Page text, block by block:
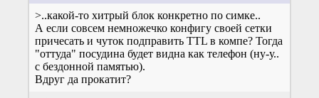
>..какой-то хитрый блок конкретно по симке..
А если совсем немножечко конфигу своей сетки
причесать и чуток подправить TTL в компе? Тогда
"оттуда" посудина будет видна как телефон (ну-у..
с бездонной памятью).
Вдруг да прокатит?